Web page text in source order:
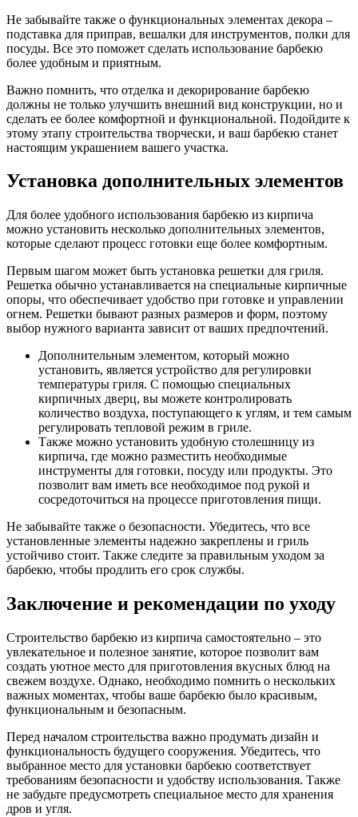
Не забывайте также о функциональных элементах декора –
подставка для приправ, вешалки для инструментов, полки для
посуды. Все это поможет сделать использование барбекю
более удобным и приятным.
Важно помнить, что отделка и декорирование барбекю
должны не только улучшить внешний вид конструкции, но и
сделать ее более комфортной и функциональной. Подойдите к
этому этапу строительства творчески, и ваш барбекю станет
настоящим украшением вашего участка.
Установка дополнительных элементов
Для более удобного использования барбекю из кирпича
можно установить несколько дополнительных элементов,
которые сделают процесс готовки еще более комфортным.
Первым шагом может быть установка решетки для гриля.
Решетка обычно устанавливается на специальные кирпичные
опоры, что обеспечивает удобство при готовке и управлении
огнем. Решетки бывают разных размеров и форм, поэтому
выбор нужного варианта зависит от ваших предпочтений.
Дополнительным элементом, который можно
установить, является устройство для регулировки
температуры гриля. С помощью специальных
кирпичных дверц, вы можете контролировать
количество воздуха, поступающего к углям, и тем самым
регулировать тепловой режим в гриле.
Также можно установить удобную столешницу из
кирпича, где можно разместить необходимые
инструменты для готовки, посуду или продукты. Это
позволит вам иметь все необходимое под рукой и
сосредоточиться на процессе приготовления пищи.
Не забывайте также о безопасности. Убедитесь, что все
установленные элементы надежно закреплены и гриль
устойчиво стоит. Также следите за правильным уходом за
барбекю, чтобы продлить его срок службы.
Заключение и рекомендации по уходу
Строительство барбекю из кирпича самостоятельно – это
увлекательное и полезное занятие, которое позволит вам
создать уютное место для приготовления вкусных блюд на
свежем воздухе. Однако, необходимо помнить о нескольких
важных моментах, чтобы ваше барбекю было красивым,
функциональным и безопасным.
Перед началом строительства важно продумать дизайн и
функциональность будущего сооружения. Убедитесь, что
выбранное место для установки барбекю соответствует
требованиям безопасности и удобству использования. Также
не забудьте предусмотреть специальное место для хранения
дров и угля.